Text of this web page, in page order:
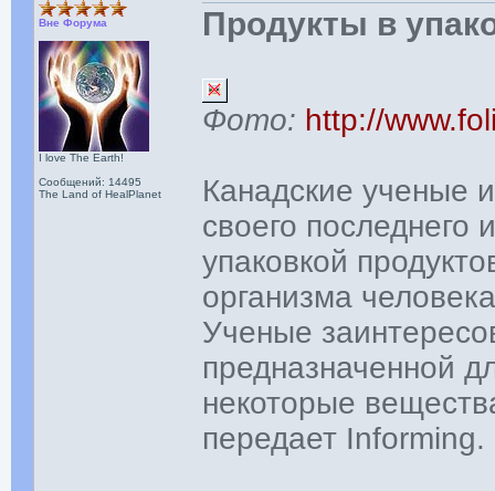
Вне Форума
I love The Earth!
Сообщений: 14495
The Land of HealPlanet
Продукты в
Фото: http://
Канадские ученые
своего последнего
упаковкой
организма
Ученые
предназначенной
некоторые
передает Informing.